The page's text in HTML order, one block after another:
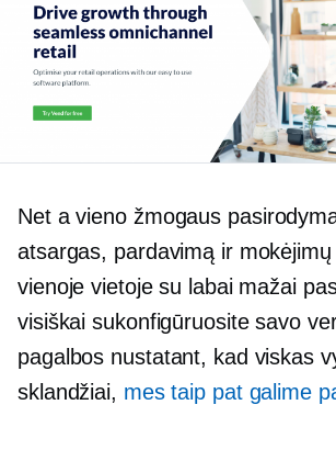
Net avieno žmogaus
atsargas, pardavimą ir
vienoje vietoje su labai mažai
visiškai sukonfigūruosite savo
pagalbos nustatant, kad viskas
sklandžiai, mes taip pat galime